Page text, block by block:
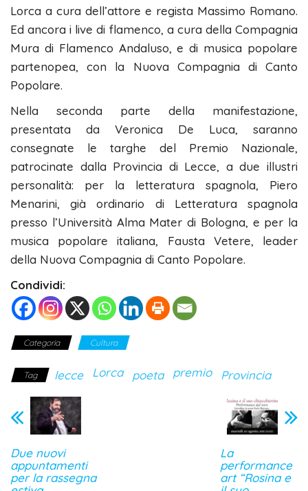
Lorca a cura dell’attore e regista Massimo Romano.
Ed ancora i live di flamenco, a cura della Compagnia
Mura di Flamenco Andaluso, e di musica popolare
partenopea, con la Nuova Compagnia di Canto
Popolare.
Nella seconda parte della manifestazione,
presentata da Veronica De Luca, saranno
consegnate le targhe del Premio Nazionale,
patrocinate dalla Provincia di Lecce, a due illustri
personalità: per la letteratura spagnola, Piero
Menarini, già ordinario di Letteratura spagnola
presso l’Università Alma Mater di Bologna, e per la
musica popolare italiana, Fausta Vetere, leader
della Nuova Compagnia di Canto Popolare.
Condividi:
Categoria Cultura
Tag lecce Lorca poeta premio Provincia
Due nuovi
appuntamenti
per la rassegna
La
performance
art “Rosina e